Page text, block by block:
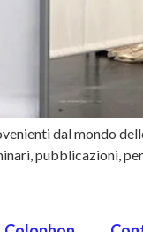
dal mondo
pubblicazioni,